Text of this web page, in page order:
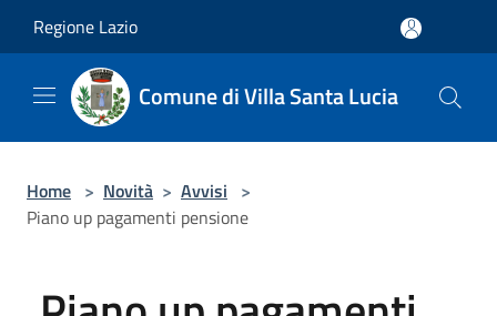
Regione Lazio
Comune di Villa Santa Lucia
Home > Novità > Avvisi >
Piano up pagamenti pensione